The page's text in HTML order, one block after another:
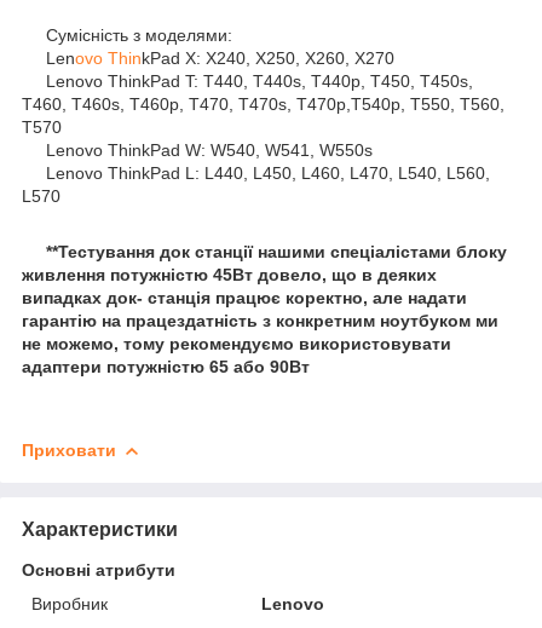
Сумісність з моделями:
Lenovo ThinkPad X: X240, X250, X260, X270
Lenovo ThinkPad T: T440, T440s, T440p, T450, T450s,
T460, T460s, T460p, T470, T470s, T470p,T540p, T550, T560,
T570
Lenovo ThinkPad W: W540, W541, W550s
Lenovo ThinkPad L: L440, L450, L460, L470, L540, L560,
L570
**Тестування док станції нашими спеціалістами блоку
живлення потужністю 45Вт довело, що в деяких
випадках док- станція працює коректно, але надати
гарантію на працездатність з конкретним ноутбуком ми
не можемо, тому рекомендуємо використовувати
адаптери потужністю 65 або 90Вт
Приховати
Характеристики
Основні атрибути
Виробник
Lenovo